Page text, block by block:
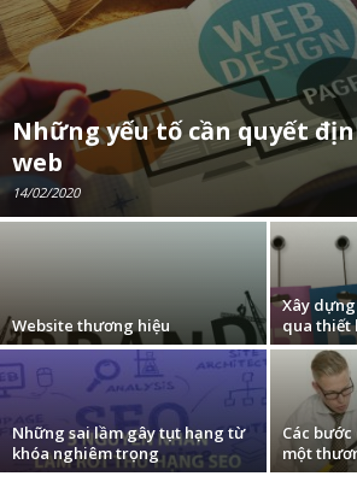
Những yếu tố cần quyết
web
14/02/2020
Website thương hiệu
Xây
qua thiết
Những sai lầm gây tụt hạng từ
khóa nghiêm trọng
Các
một